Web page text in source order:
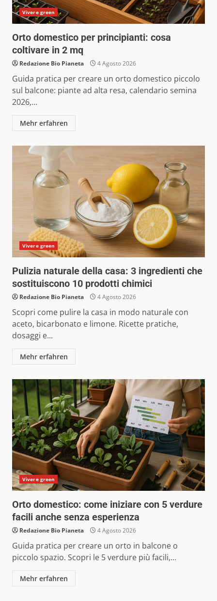
Vivere green
Orto domestico per principianti: cosa
coltivare in 2 mq
Redazione Bio Pianeta 4 Agosto 2026
Guida pratica per creare un orto domestico piccolo
sul balcone: piante ad alta resa, calendario semina
2026,...
Mehr erfahren
Vivere green
Pulizia naturale della casa: 3 ingredienti che
sostituiscono 10 prodotti chimici
Redazione Bio Pianeta 4 Agosto 2026
Scopri come pulire la casa in modo naturale con
aceto, bicarbonato e limone. Ricette pratiche,
dosaggi e...
Mehr erfahren
Vivere green
Orto domestico: come iniziare con 5 verdure
facili anche senza esperienza
Redazione Bio Pianeta 4 Agosto 2026
Guida pratica per creare un orto in balcone o
piccolo spazio. Scopri le 5 verdure più facili,...
Mehr erfahren